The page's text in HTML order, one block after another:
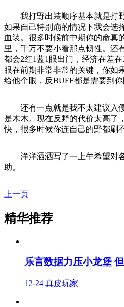
我打野出装顺序基本就是打
如果自己特别崩的情况下我会选
血装。很多时候前中期你的命真
里，千万不要小看那点韧性。还
都会2红1蓝1眼出门，经济在差
眼在前期非常非常的关键，你如
给他个眼，反BUFF都是需要到你
还有一点就是我不太建议入
是木木。现在反野的代价太高了
快，很多时候你连自己的野都刷
洋洋洒洒写了一上午希望对
助。
上一页
精华推荐
乐言数据力压小龙堡
12-24 真皮玩家